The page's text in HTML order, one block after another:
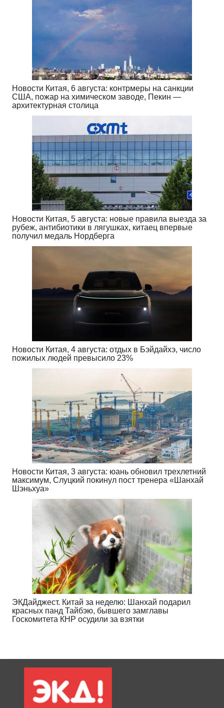
Новости Китая, 6 августа: контрмеры на санкции
США, пожар на химическом заводе, Пекин —
архитектурная столица
Новости Китая, 5 августа: новые правила выезда за
рубеж, антибиотики в лягушках, китаец впервые
получил медаль Нордберга
Новости Китая, 4 августа: отдых в Бэйдайхэ, число
пожилых людей превысило 23%
Новости Китая, 3 августа: юань обновил трехлетний
максимум, Слуцкий покинул пост тренера «Шанхай
Шэньхуа»
ЭКДайджест. Китай за неделю: Шанхай подарил
красных панд Тайбэю, бывшего замглавы
Госкомитета КНР осудили за взятки